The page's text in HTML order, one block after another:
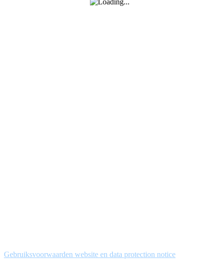
Gebruiksvoorwaarden website en data protection notice